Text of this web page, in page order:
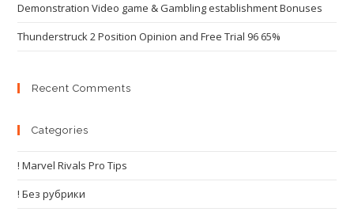
Demonstration Video game & Gambling establishment Bonuses
Thunderstruck 2 Position Opinion and Free Trial 96 65%
Recent Comments
Categories
! Marvel Rivals Pro Tips
! Без рубрики